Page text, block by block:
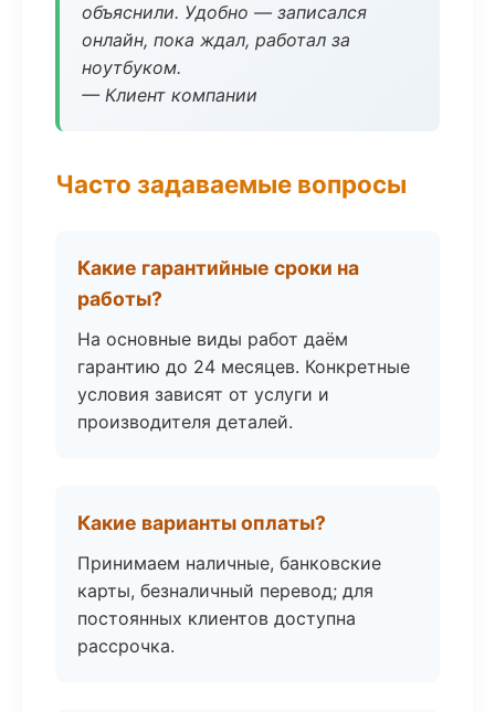
объяснили. Удобно — записался
онлайн, пока ждал, работал за
ноутбуком.
— Клиент компании
Часто задаваемые вопросы
Какие гарантийные сроки на
работы?
На основные виды работ даём
гарантию до 24 месяцев. Конкретные
условия зависят от услуги и
производителя деталей.
Какие варианты оплаты?
Принимаем наличные, банковские
карты, безналичный перевод; для
постоянных клиентов доступна
рассрочка.